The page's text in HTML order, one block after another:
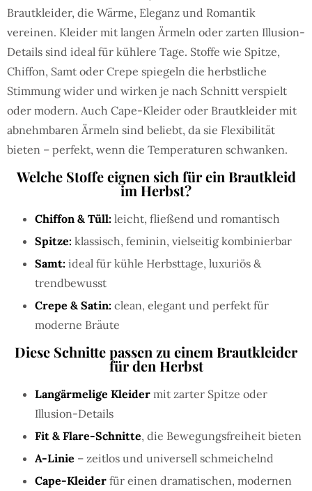
Brautkleider, die Wärme, Eleganz und Romantik
vereinen. Kleider mit langen Ärmeln oder zarten Illusion-
Details sind ideal für kühlere Tage. Stoffe wie Spitze,
Chiffon, Samt oder Crepe spiegeln die herbstliche
Stimmung wider und wirken je nach Schnitt verspielt
oder modern. Auch Cape-Kleider oder Brautkleider mit
abnehmbaren Ärmeln sind beliebt, da sie Flexibilität
bieten – perfekt, wenn die Temperaturen schwanken.
Welche Stoffe eignen sich für ein Brautkleid
im Herbst?
Chiffon & Tüll: leicht, fließend und romantisch
Spitze: klassisch, feminin, vielseitig kombinierbar
Samt: ideal für kühle Herbsttage, luxuriös &
trendbewusst
Crepe & Satin: clean, elegant und perfekt für
moderne Bräute
Diese Schnitte passen zu einem Brautkleider
für den Herbst
Langärmelige Kleider mit zarter Spitze oder
Illusion-Details
Fit & Flare-Schnitte, die Bewegungsfreiheit bieten
A-Linie – zeitlos und universell schmeichelnd
Cape-Kleider für einen dramatischen, modernen